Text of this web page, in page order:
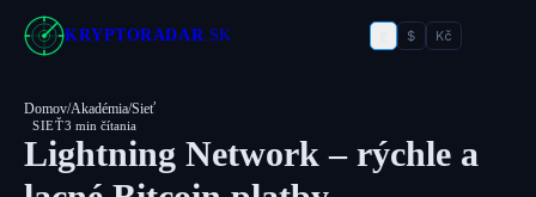
KRYPTORADAR.SK $ Kč
Domov/Akadémia/Sieť
SIEŤ3 min čítania
Lightning Network – rýchle a